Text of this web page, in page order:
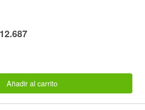
Añadir al carrito